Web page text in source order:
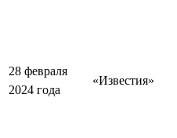
28 февраля
2024 года
«Известия»